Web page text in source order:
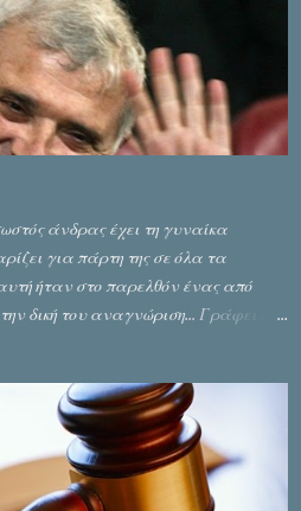
άνδρας έχει τη γυναίκα
για πάρτη της σε όλα τα
ήταν στο παρελθόν ένας από
δική του αναγνώριση... Γράφει ο